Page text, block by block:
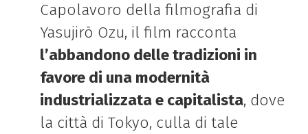
Capolavoro della filmografia di
Yasujirō Ozu, il film racconta
l’abbandono delle tradizioni in
favore di una modernità
industrializzata e capitalista, dove
la città di Tokyo, culla di tale